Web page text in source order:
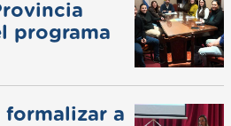
programa
formalizar a